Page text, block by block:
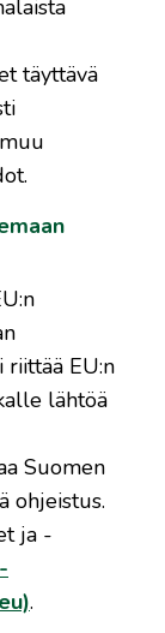
täyttävä
riittää EU:n
lähtöä
Suomen
ohjeistus.
ja -
.